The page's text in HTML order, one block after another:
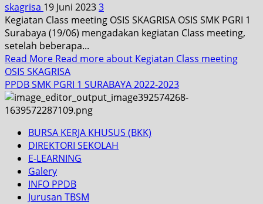
skagrisa 19 Juni 20233
Kegiatan Class meeting OSIS SKAGRISA OSIS SMK PGRI 1
Surabaya (19/06) mengadakan kegiatan Class meeting,
setelah beberapa...
Read More Read more about Kegiatan Class meeting
OSIS SKAGRISA
PPDB SMK PGRI 1 SURABAYA 2022-2023
BURSA KERJA KHUSUS (BKK)
DIREKTORI SEKOLAH
E-LEARNING
Galery
INFO PPDB
Jurusan TBSM